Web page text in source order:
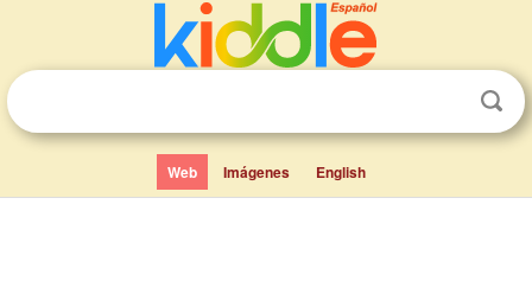
Web Imágenes English